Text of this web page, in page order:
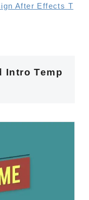
After Effects T
Intro Temp